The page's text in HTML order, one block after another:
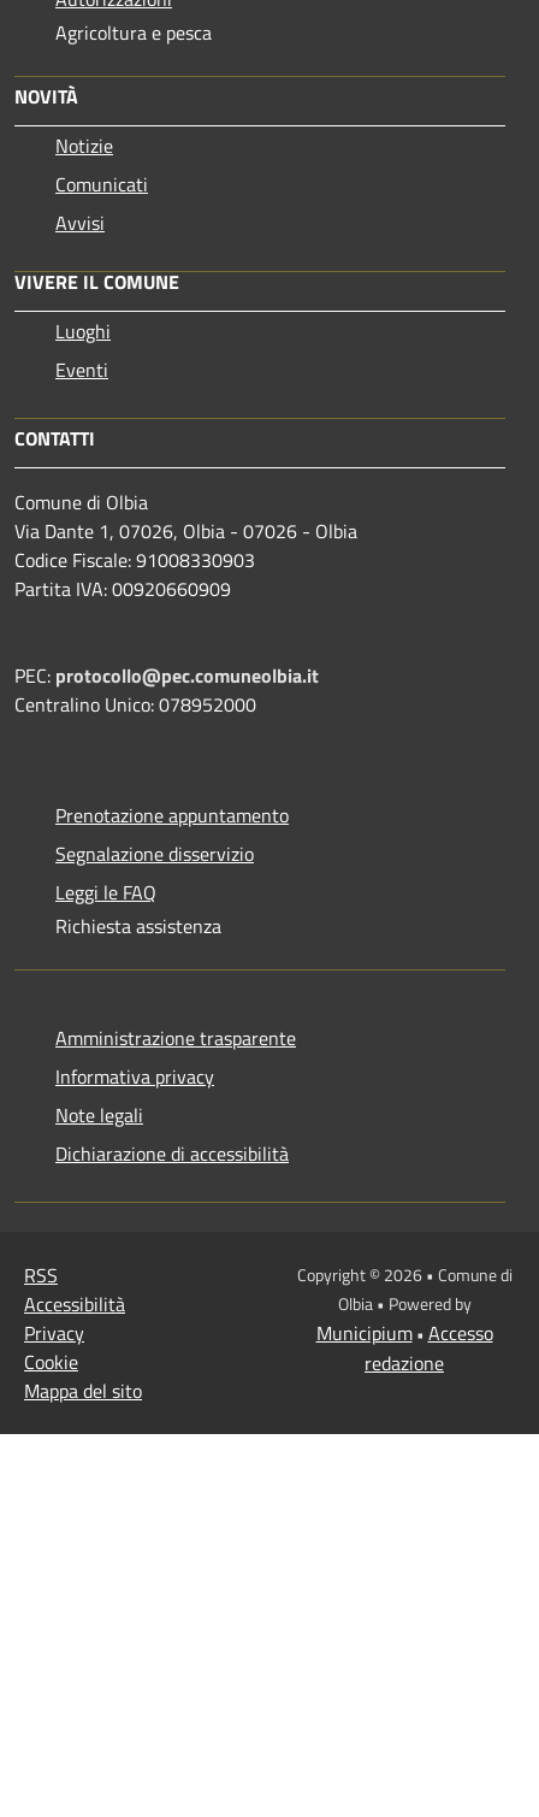
Agricoltura e pesca
NOVITÀ
Notizie
Comunicati
Avvisi
VIVERE IL COMUNE
Luoghi
Eventi
CONTATTI
Comune di Olbia
Via Dante 1, 07026, Olbia - 07026 - Olbia
Codice Fiscale: 91008330903
Partita IVA: 00920660909
PEC: protocollo@pec.comuneolbia.it
Centralino Unico: 078952000
Prenotazione appuntamento
Segnalazione disservizio
Leggi le FAQ
Richiesta assistenza
Amministrazione trasparente
Informativa privacy
Note legali
Dichiarazione di accessibilità
RSS
Accessibilità
Privacy
Cookie
Mappa del sito
Copyright © 2026 • Comune di
Olbia • Powered by
Municipium• Accesso
redazione